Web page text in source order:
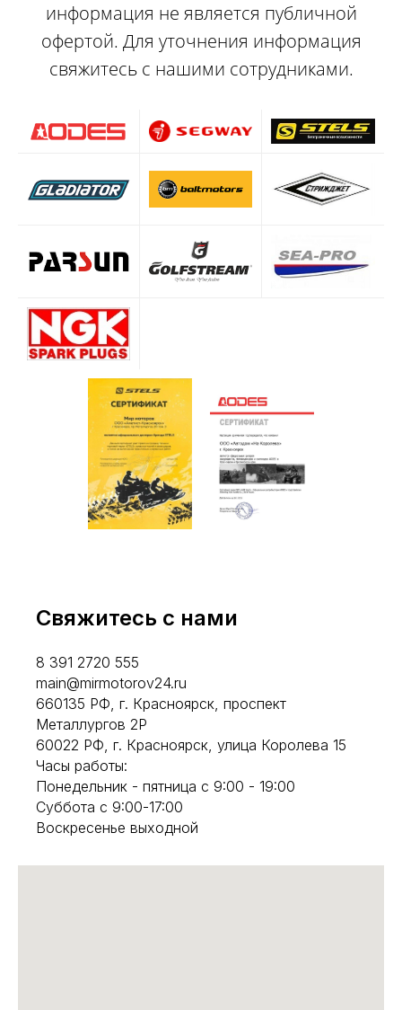
информация не является публичной
офертой. Для уточнения информация
свяжитесь с нашими сотрудниками.
Свяжитесь с нами
8 391 2720 555
main@mirmotorov24.ru
660135 РФ, г. Красноярск, проспект
Металлургов 2Р
60022 РФ, г. Красноярск, улица Королева 15
Часы работы:
Понедельник - пятница с 9:00 - 19:00
Суббота с 9:00-17:00
Воскресенье выходной